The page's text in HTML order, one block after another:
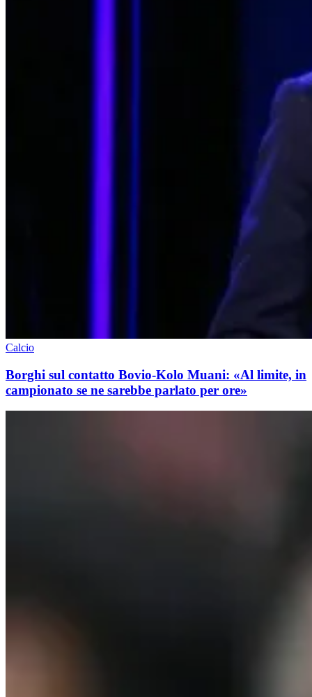
Calcio
Borghi sul contatto Bovio-Kolo Muani: «Al limite, in
campionato se ne sarebbe parlato per ore»